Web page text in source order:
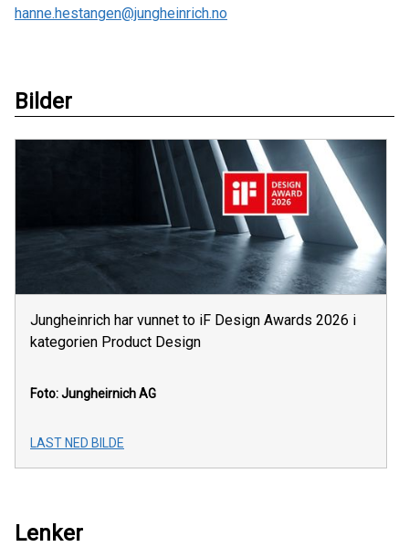
hanne.hestangen@jungheinrich.no
Bilder
Jungheinrich har vunnet to iF Design Awards 2026 i
kategorien Product Design
Foto: Jungheirnich AG
LAST NED BILDE
Lenker